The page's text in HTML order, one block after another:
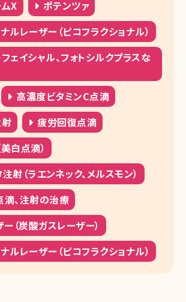
X
ポテンツァ
ルレーザー（ピコフラクショナル）
フェイシャル、フォトシルクプラスな
高濃度ビタミンC点滴
疲労回復点滴
白点滴）
射（ラエンネック、メルスモン）
、注射の治療
（炭酸ガスレーザー）
ルレーザー（ピコフラクショナル）